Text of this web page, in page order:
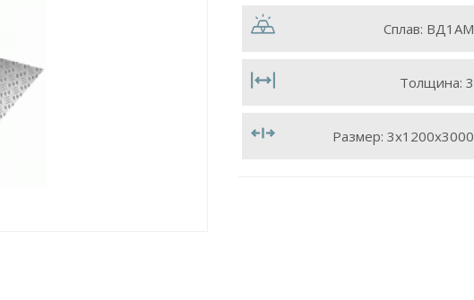
Сплав: ВД1АМ
Толщина:3
Размер:3х1200х3000